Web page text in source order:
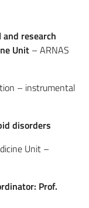
and research
Unit – ARNAS
– instrumental
disorders
Unit –
Prof.